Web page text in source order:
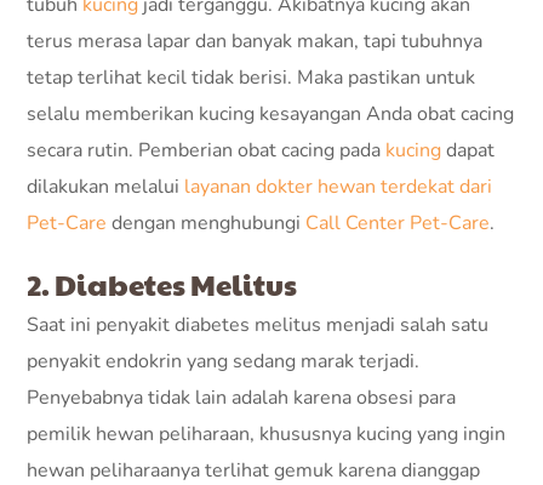
terus merasa lapar dan banyak makan, tapi tubuhnya
tetap terlihat kecil tidak berisi. Maka pastikan untuk
selalu memberikan kucing kesayangan Anda obat cacing
secara rutin. Pemberian obat cacing pada kucingdapat
dilakukan melalui layanan dokter hewan terdekat dari
Pet-Care dengan menghubungi Call Center Pet-Care.
2. Diabetes Melitus
Saat ini penyakit diabetes melitus menjadi salah satu
penyakit endokrin yang sedang marak terjadi.
Penyebabnya tidak lain adalah karena obsesi para
pemilik hewan peliharaan, khususnya kucing yang ingin
hewan peliharaanya terlihat gemuk karena dianggap